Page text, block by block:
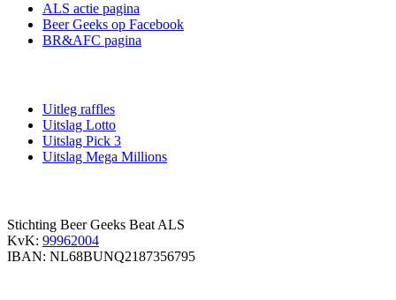
ALS actie pagina
Beer Geeks op Facebook
BR&AFC pagina
Uitleg raffles
Uitslag Lotto
Uitslag Pick 3
Uitslag Mega Millions
Stichting Beer Geeks Beat ALS
KvK: 99962004
IBAN: NL68BUNQ2187356795